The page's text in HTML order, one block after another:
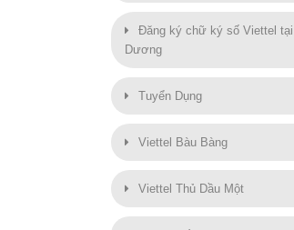
Đăng ký chữ ký số Viettel
Dương
Tuyển Dụng
Viettel Bàu Bàng
Viettel Thủ Dầu Một